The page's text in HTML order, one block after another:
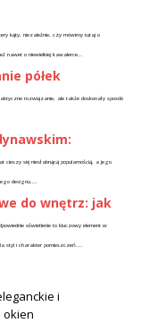
kąty, niezależnie, czy mówimy tutaj o
nawet o niewielkiej kawalerce...
półek
rozwiązanie, ale także doskonały sposób
cieszy się niesłabnącą popularnością, a jego
designu....
do wnętrz: jak
oświetlenie to kluczowy element w
styl i charakter pomieszczeń....
i
okien